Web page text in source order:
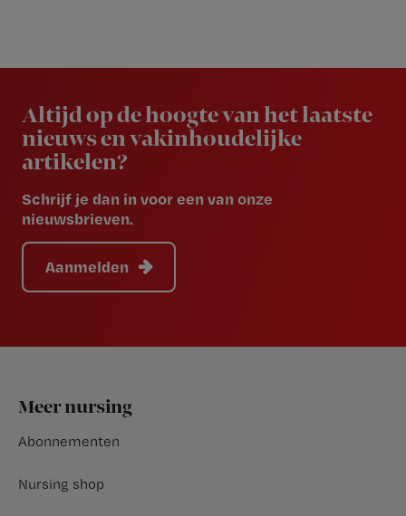
Altijd op de hoogte van het laatste
nieuws en vakinhoudelijke
artikelen?
Schrijf je dan in voor een van onze
nieuwsbrieven.
Aanmelden
Footer
Meer nursing
Abonnementen
Nursing shop